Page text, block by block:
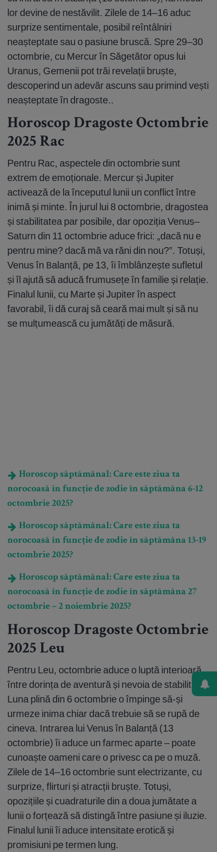
lor devine de nestăvilit. Zilele de 14–16 aduc
surprize sentimentale, posibil reîntâlniri
neașteptate sau o pasiune bruscă. Spre 29–30
octombrie, cu Mercur în Săgetător opus lui
Uranus, Gemenii pot trăi revelații bruște,
descoperind un adevăr ascuns sau primind vești
neașteptate în dragoste..
Horoscop Dragoste Octombrie
2025 Rac
Pentru Rac, aspectele din octombrie sunt
extrem de emoționale. Mercur și Jupiter
activează de la începutul lunii un conflict între
inimă și minte. În jurul lui 8 octombrie, dragostea
și stabilitatea par posibile, dar opoziția Venus–
Saturn din 11 octombrie aduce frici: „dacă nu e
pentru mine? dacă mă va răni din nou?”. Totuși,
Venus în Balanță, pe 13, îi îmblânzește sufletul
și îl ajută să aducă frumusețe în familie și relație.
Finalul lunii, cu Marte și Jupiter în aspect
favorabil, îi dă curaj să ceară mai mult și să nu
se mulțumească cu jumătăți de măsură.
Horoscop săptămânal: Care este ziua ta
norocoasă în funcție de zodie în săptămâna 6-12
octombrie 2025?
Horoscop săptămânal: Care este ziua ta
norocoasă în funcție de zodie în săptămâna 13-19
octombrie 2025?
Horoscop săptămânal: Care este ziua ta
norocoasă în funcție de zodie în săptămâna 27
octombrie – 2 noiembrie 2025?
Horoscop Dragoste Octombrie
2025 Leu
Pentru Leu, octombrie aduce o luptă interioară
între dorința de aventură și nevoia de stabilitate.
Luna plină din 6 octombrie o împinge să-și
urmeze inima chiar dacă trebuie să se rupă de
cineva. Intrarea lui Venus în Balanță (13
octombrie) îi aduce un farmec aparte – poate
cunoaște oameni care o privesc ca pe o muză.
Zilele de 14–16 octombrie sunt electrizante, cu
surprize, flirturi și atracții bruște. Totuși,
opozițiile și cuadraturile din a doua jumătate a
lunii o forțează să distingă între pasiune și iluzie.
Finalul lunii îi aduce intensitate erotică și
promisiuni pe termen lung.